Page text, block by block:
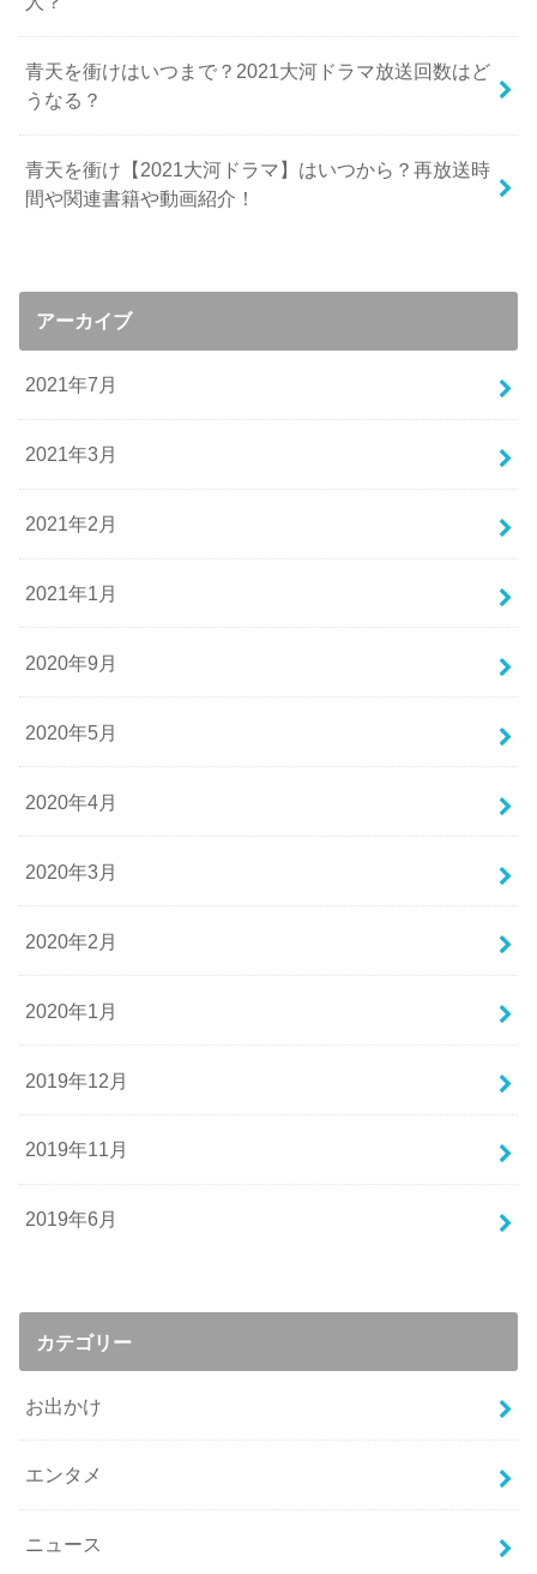
青天を衝けはいつまで？2021大河ドラマ放送回数はど
うなる？
青天を衝け【2021大河ドラマ】はいつから？再放送時
間や関連書籍や動画紹介！
アーカイブ
2021年7月
2021年3月
2021年2月
2021年1月
2020年9月
2020年5月
2020年4月
2020年3月
2020年2月
2020年1月
2019年12月
2019年11月
2019年6月
カテゴリー
お出かけ
エンタメ
ニュース